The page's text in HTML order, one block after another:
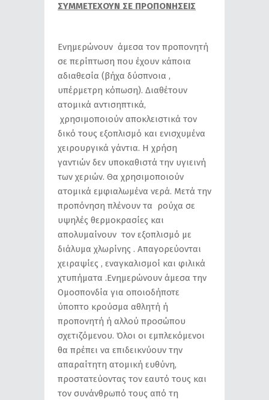
ΣΥΜΜΕΤΕΧΟΥΝ ΣΕ ΠΡΟΠΟΝΗΣΕΙΣ
Ενημερώνουν άμεσα τον προπονητή
σε περίπτωση που έχουν κάποια
αδιαθεσία (βήχα δύσπνοια ,
υπέρμετρη κόπωση). Διαθέτουν
ατομικά αντισηπτικά,
χρησιμοποιούν αποκλειστικά τον
δικό τους εξοπλισμό και ενισχυμένα
χειρουργικά γάντια. Η χρήση
γαντιών δεν υποκαθιστά την υγιεινή
των χεριών. Θα χρησιμοποιούν
ατομικά εμφιαλωμένα νερά. Μετά την
προπόνηση πλένουν τα ρούχα σε
υψηλές θερμοκρασίες και
απολυμαίνουν τον εξοπλισμό με
διάλυμα χλωρίνης . Απαγορεύονται
χειραψίες , εναγκαλισμοί και φιλικά
χτυπήματα .Ενημερώνουν άμεσα την
Ομοσπονδία για οποιοδήποτε
ύποπτο κρούσμα αθλητή ή
προπονητή ή αλλού προσώπου
σχετιζόμενου. Όλοι οι εμπλεκόμενοι
θα πρέπει να επιδεικνύουν την
απαραίτητη ατομική ευθύνη,
προστατεύοντας τον εαυτό τους και
τον συνάνθρωπό τους από τη